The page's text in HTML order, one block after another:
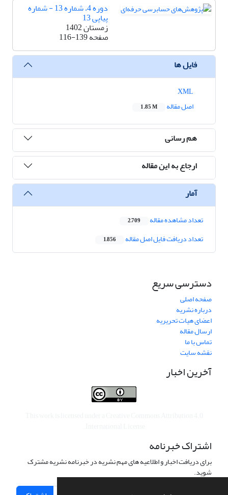
دوره 4، شماره 13 - شماره
پیاپی 13
زمستان 1402
صفحه116-139
فایل ها
اصل مقاله
1.85 M
هم رسانی
ارجاع به این مقاله
آمار
تعداد مشاهده مقاله 2,709
تعداد دریافت فایل اصل مقاله 1,856
دسترسی سریع
صفحه اصلی
درباره نشریه
اعضای هیات تحریریه
ارسال مقاله
تماس با ما
نقشه سایت
آخرین اخبار
اشتراک خبرنامه
برای دریافت اخبار و اطلاعیه های مهم نشریه در خبرنامه نشریه مشترک
شوید.